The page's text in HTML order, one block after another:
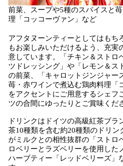
前菜、スープや5種のスパイスと
理「コッコーヴァン」など
アフタヌーンティーとしてはもち
もお楽しみいただけるよう、充実
意しています。「チキン＆ストロ
ツドレッシング」や「レモン＆ス
の前菜、「キャロットジンジャー
苺・赤ワインで煮込む鶏肉料理「
をアクセントにご用意するシェフ
ツの合間にゆったりとご賞味くだ
ドリンクはドイツの高級紅茶ブラ
茶10種類を含む約20種類のドリン
がミルクとの相性抜群の「ストロ
ロベリーとラズベリーを使用した
ハーブティー「レッドベリーズ」